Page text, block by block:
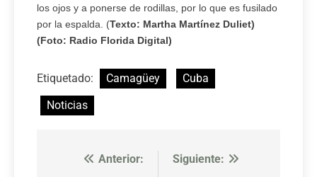
los ojos y a ponerse de rodillas, por lo que es fusilado
por la espalda. (Texto: Martha Martínez Duliet)
(Foto: Radio Florida Digital)
Etiquetado: Camagüey
Cuba
Noticias
Navegación
Anterior:
Siguiente: